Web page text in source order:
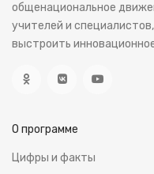
общенациональное
учителей и
выстроить
О программе
Цифры и факты